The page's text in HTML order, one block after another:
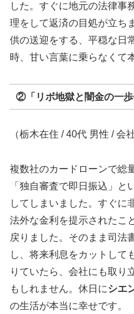
した。すぐに地元の法律事
理をして返済の目処が立ち
供の送迎をする、平穏な日
時、甘い言葉に乗らなくて
②「リボ地獄と闇金の一歩
（栃木在住 / 40代 男性 / 会
複数社のカードローンで総
「独自審査で即日振込」
してしまいました。すぐに
法外な金利を提示されたこ
戻りました。そのまま司法
し、将来利息をカットして
りていたら、会社にも取り
もしれません。休日にシエ
の生活が本当に幸せです。